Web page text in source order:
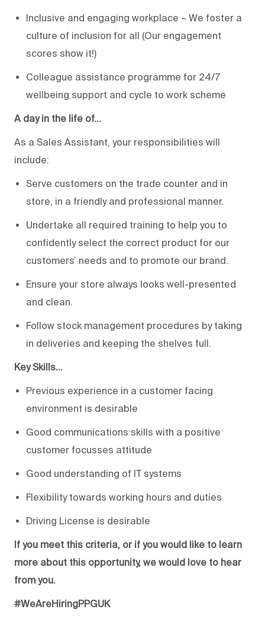
Inclusive and engaging workplace – We foster a
culture of inclusion for all (Our engagement
scores show it!)
Colleague assistance programme for 24/7
wellbeing support and cycle to work scheme
A day in the life of…
As a Sales Assistant, your responsibilities will
include:
Serve customers on the trade counter and in
store, in a friendly and professional manner.
Undertake all required training to help you to
confidently select the correct product for our
customers’ needs and to promote our brand.
Ensure your store always looks well-presented
and clean.
Follow stock management procedures by taking
in deliveries and keeping the shelves full.
Key Skills…
Previous experience in a customer facing
environment is desirable
Good communications skills with a positive
customer focusses attitude
Good understanding of IT systems
Flexibility towards working hours and duties
Driving License is desirable
If you meet this criteria, or if you would like to learn
more about this opportunity, we would love to hear
from you.
#WeAreHiringPPGUK